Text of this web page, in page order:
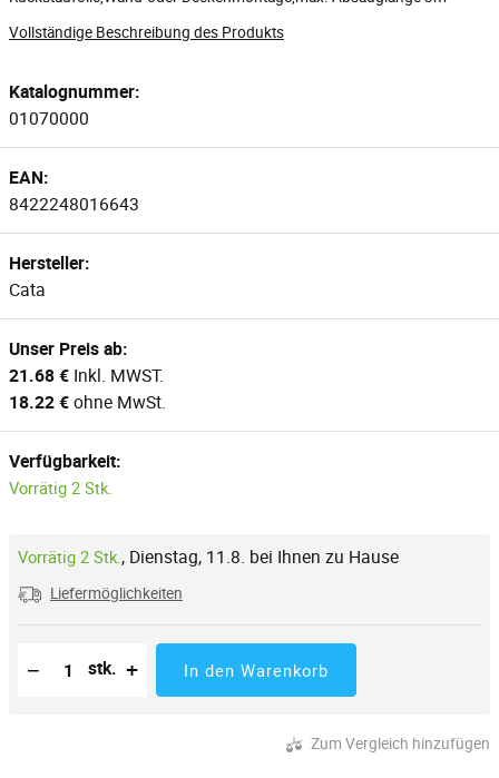
Vollständige Beschreibung des Produkts
Katalognummer:
01070000
EAN:
8422248016643
Hersteller:
Cata
Unser Preis ab:
21.68 € Inkl. MWST.
18.22 €ohne MwSt.
Verfügbarkeit:
Vorrätig 2 Stk.
Vorrätig 2 Stk., Dienstag, 11.8. bei Ihnen zu Hause
Liefermöglichkeiten
−
Reduzierung der Menge
Anzahl der Stücke
stk. + In den Warenkorb
Zum Vergleich hinzufügen